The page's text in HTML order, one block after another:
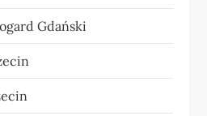
Gdański